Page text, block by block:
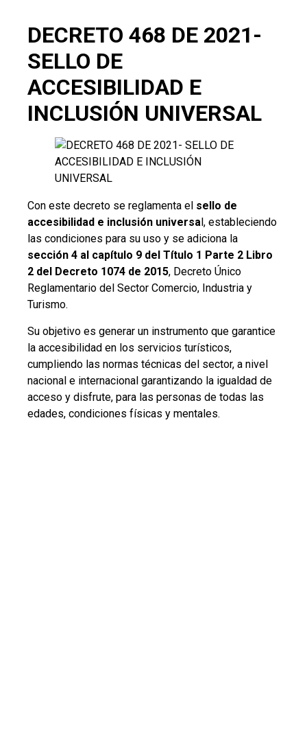
DECRETO 468 DE 2021-
SELLO DE
ACCESIBILIDAD E
INCLUSIÓN UNIVERSAL
Con este decreto se reglamenta el sello de
accesibilidad e inclusión universa l, estableciendo
las condiciones para su uso y se adiciona la
sección 4 al capítulo 9 del Título 1 Parte 2 Libro
2 del Decreto 1074 de 2015, Decreto Único
Reglamentario del Sector Comercio, Industria y
Turismo.
Su objetivo es generar un instrumento que garantice
la accesibilidad en los servicios turísticos,
cumpliendo las normas técnicas del sector, a nivel
nacional e internacional garantizando la igualdad de
acceso y disfrute, para las personas de todas las
edades, condiciones físicas y mentales.